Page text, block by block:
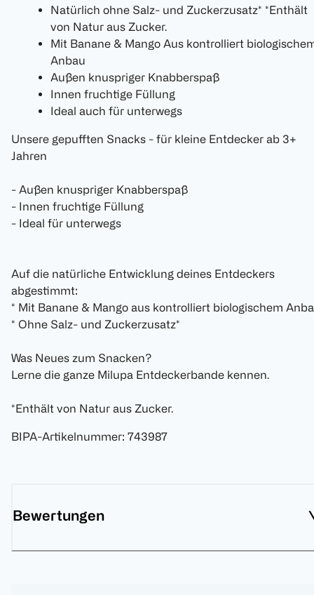
Natürlich ohne Salz- und Zuckerzusatz* *Enthält
von Natur aus Zucker.
Mit Banane & Mango Aus kontrolliert
Anbau
Außen knuspriger Knabberspaß
Innen fruchtige Füllung
Ideal auch für unterwegs
Unsere gepufften Snacks - für kleine Entdecker ab 3+
Jahren
- Außen knuspriger Knabberspaß
- Innen fruchtige Füllung
- Ideal für unterwegs
Auf die natürliche Entwicklung deines Entdeckers
abgestimmt:
* Mit Banane & Mango aus kontrolliert biologischem
* Ohne Salz- und Zuckerzusatz*
Was Neues zum Snacken?
Lerne die ganze Milupa Entdeckerbande kennen.
*Enthält von Natur aus Zucker.
BIPA-Artikelnummer: 743987
Bewertungen